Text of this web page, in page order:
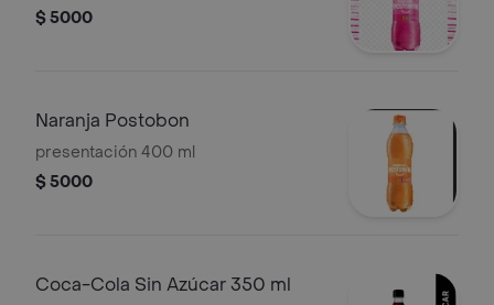
$ 5000
Naranja Postobon
presentación 400 ml
$ 5000
Coca-Cola Sin Azúcar 350 ml